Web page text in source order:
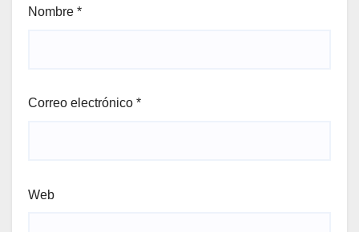
Nombre *
Correo electrónico *
Web